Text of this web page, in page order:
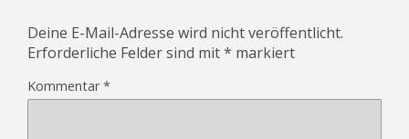
Deine E-Mail-Adresse wird nicht veröffentlicht.
Erforderliche Felder sind mit* markiert
Kommentar*